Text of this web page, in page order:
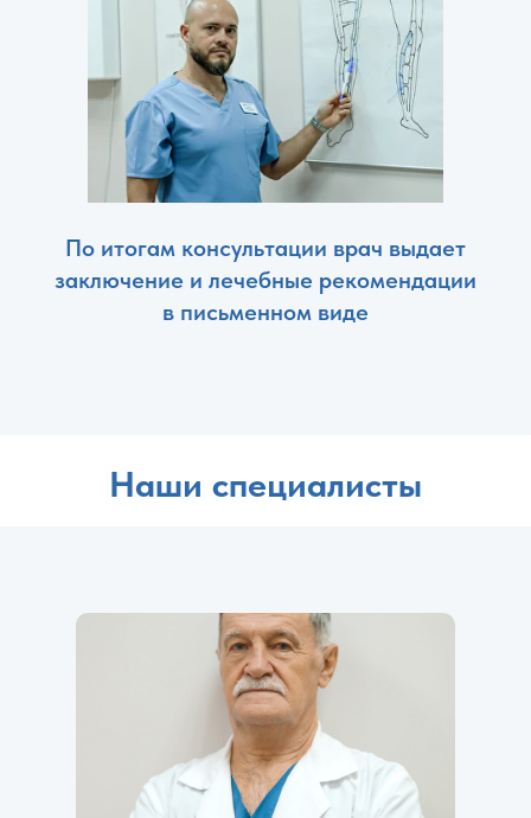
По итогам консультации врач выдает
заключение и лечебные рекомендации
в письменном виде
Наши специалисты